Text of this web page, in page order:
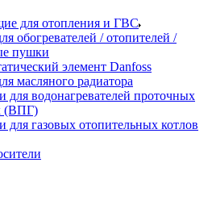
для отопления и ГВС
обогревателей / отопителей /
пушки
элемент Danfoss
масляного радиатора
для водонагревателей проточных
(ВПГ)
для газовых отопительных котлов